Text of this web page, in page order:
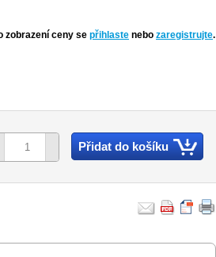
zobrazení ceny se přihlaste nebo zaregistrujte.
Přidat do košíku